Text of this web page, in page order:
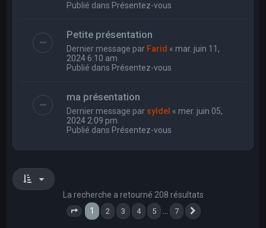
Publié dans Présentez-vous
Petite présentation
Dernier message par Farid « mar. juin 11,
2024 6:10 am
Publié dans Présentez-vous
ma présentation
Dernier message par syldel « mer. juin 05,
2024 2:09 pm
Publié dans Présentez-vous
La recherche a retourné 208 résultats
Page 1 sur
1 2 3 4 5 7